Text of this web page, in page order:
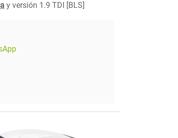
y versión 1.9 TDI [BLS]